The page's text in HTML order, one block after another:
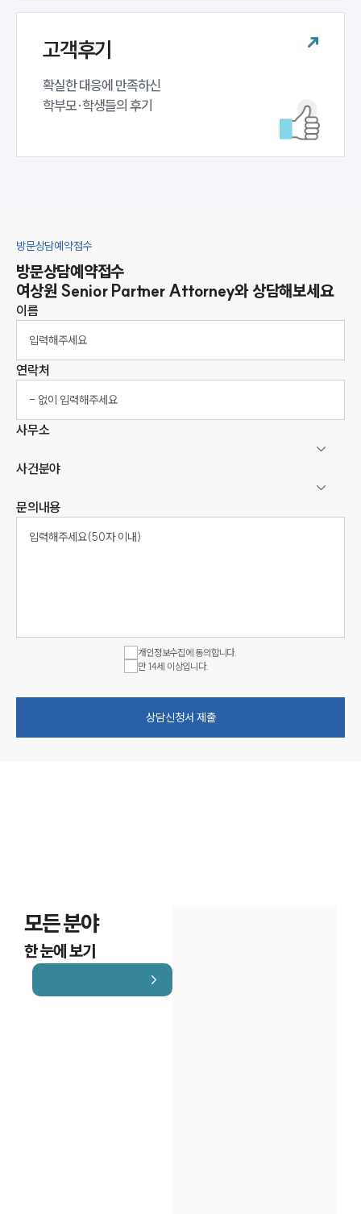
고객후기
확실한 대응에 만족하신
학부모·학생들의 후기
방문상담예약접수
방문상담예약접수
여상원 Senior Partner Attorney와 상담해보세요
이름
연락처
사무소
사건분야
문의내용
개인정보수집에 동의합니다.
만 14세 이상입니다.
상담신청서 제출
모든 분야
한 눈에 보기